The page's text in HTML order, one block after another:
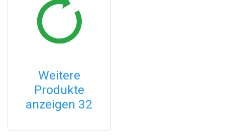
Weitere
Produkte
anzeigen 32